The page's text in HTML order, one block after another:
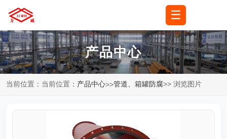
☰
产品中心
当前位置：当前位置： 产品中心>>管道、箱罐防腐>> 浏览图片